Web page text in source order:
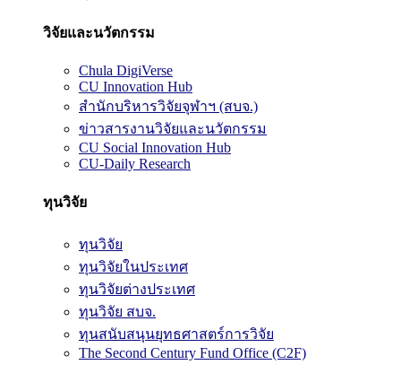
วิจัยและนวัตกรรม
Chula DigiVerse
CU Innovation Hub
สำนักบริหารวิจัยจุฬาฯ (สบจ.)
ข่าวสารงานวิจัยและนวัตกรรม
CU Social Innovation Hub
CU-Daily Research
ทุนวิจัย
ทุนวิจัย
ทุนวิจัยในประเทศ
ทุนวิจัยต่างประเทศ
ทุนวิจัย สบจ.
ทุนสนับสนุนยุทธศาสตร์การวิจัย
The Second Century Fund Office (C2F)